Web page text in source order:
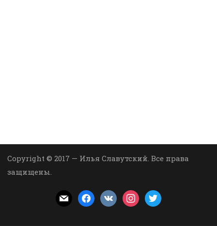
Copyright © 2017 — Илья Славутский. Все права
защищены.
mail facebookvkontakteinstagram
twitter